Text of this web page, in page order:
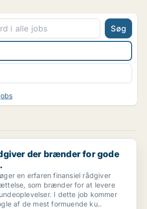
Søg
brænder for gode kundeoplev...
der brænder for gode
en erfaren finansiel rådgiver
som brænder for at levere
I dette job kommer
af de mest formuende ku..